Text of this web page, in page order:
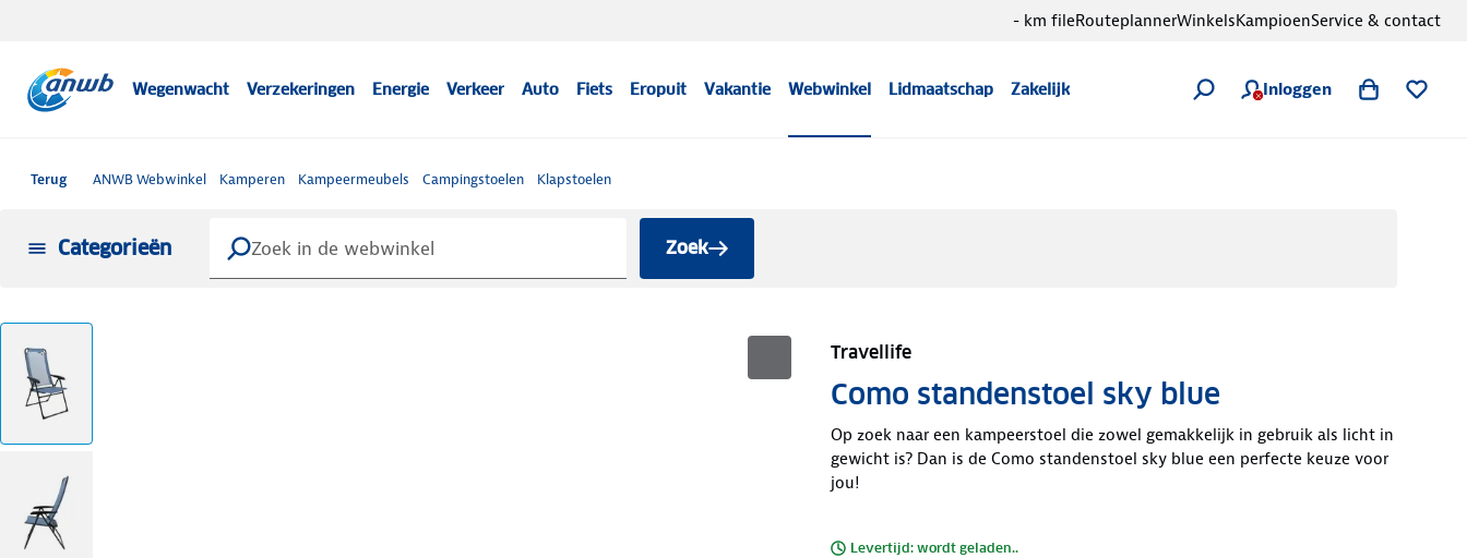
Wegenwacht Verzekeringen Energie Verkeer Auto Fiets Eropuit Vakantie Webwinkel Lidmaatschap Zakelijk Inloggen
- km fileRouteplannerWinkelsKampioenService & contact
Terug ANWB Webwinkel Kamperen Kampeermeubels Campingstoelen Klapstoelen
Categorieën Zoek
Travellife
Como standenstoel sky blue
Op zoek naar een kampeerstoel die zowel gemakkelijk in gebruik als licht in
gewicht is? Dan is de Como standenstoel sky blue een perfecte keuze voor
jou!
Levertijd: wordt geladen..